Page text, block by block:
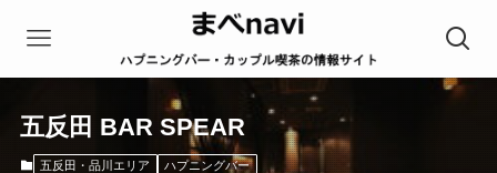
五反田 BAR SPEAR
五反田・品川エリア
ハプニングバー